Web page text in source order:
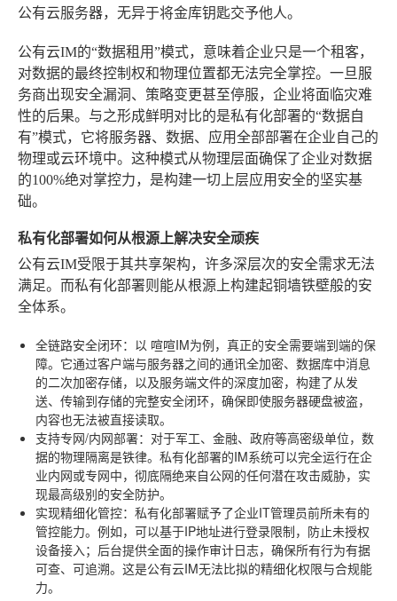
公有云服务器，无异于将金库钥匙交予他人。
公有云IM的“数据租用”模式，意味着企业只是一个租客，
对数据的最终控制权和物理位置都无法完全掌控。一旦服
务商出现安全漏洞、策略变更甚至停服，企业将面临灾难
性的后果。与之形成鲜明对比的是私有化部署的“数据自
有”模式，它将服务器、数据、应用全部部署在企业自己的
物理或云环境中。这种模式从物理层面确保了企业对数据
的100%绝对掌控力，是构建一切上层应用安全的坚实基
础。
私有化部署如何从根源上解决安全顽疾
公有云IM受限于其共享架构，许多深层次的安全需求无法
满足。而私有化部署则能从根源上构建起铜墙铁壁般的安
全体系。
全链路安全闭环：以 喧喧IM为例，真正的安全需要端到端的保
障。它通过客户端与服务器之间的通讯全加密、数据库中消息
的二次加密存储，以及服务端文件的深度加密，构建了从发
送、传输到存储的完整安全闭环，确保即使服务器硬盘被盗，
内容也无法被直接读取。
支持专网/内网部署：对于军工、金融、政府等高密级单位，数
据的物理隔离是铁律。私有化部署的IM系统可以完全运行在企
业内网或专网中，彻底隔绝来自公网的任何潜在攻击威胁，实
现最高级别的安全防护。
实现精细化管控：私有化部署赋予了企业IT管理员前所未有的
管控能力。例如，可以基于IP地址进行登录限制，防止未授权
设备接入；后台提供全面的操作审计日志，确保所有行为有据
可查、可追溯。这是公有云IM无法比拟的精细化权限与合规能
力。